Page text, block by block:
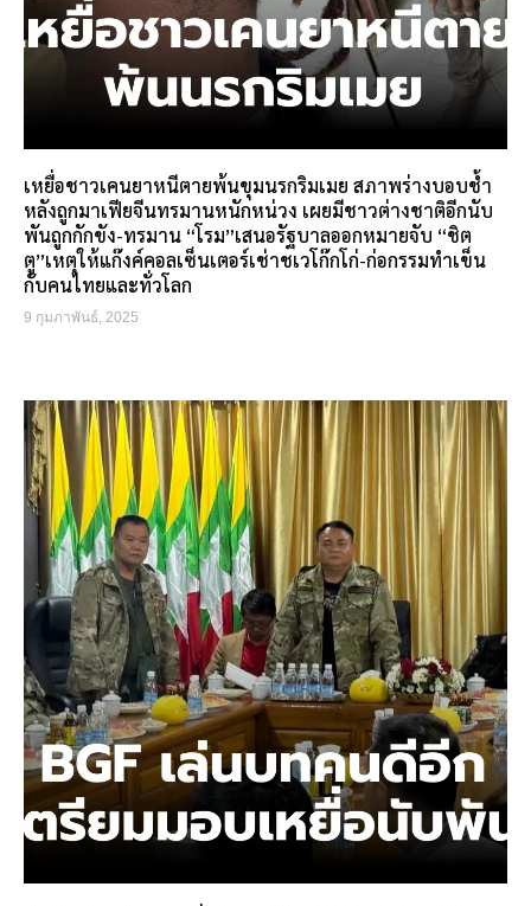
เหยื่อชาวเคนยาหนีตายพ้นขุมนรกริมเมย สภาพร่างบอบช้ำ
หลังถูกมาเฟียจีนทรมานหนักหน่วง เผยมีชาวต่างชาติอีกนับ
พันถูกกักขัง-ทรมาน “โรม”เสนอรัฐบาลออกหมายจับ “ชิต
ตู”เหตุให้แก๊งค์คอลเซ็นเตอร์เช่าชเวโก๊กโก่-ก่อกรรมทำเข็น
กับคนไทยและทั่วโลก
9 กุมภาพันธ์, 2025